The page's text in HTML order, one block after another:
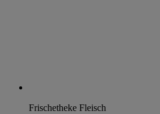
Frischetheke Fleisch